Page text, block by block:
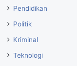
Pendidikan
Politik
Kriminal
Teknologi